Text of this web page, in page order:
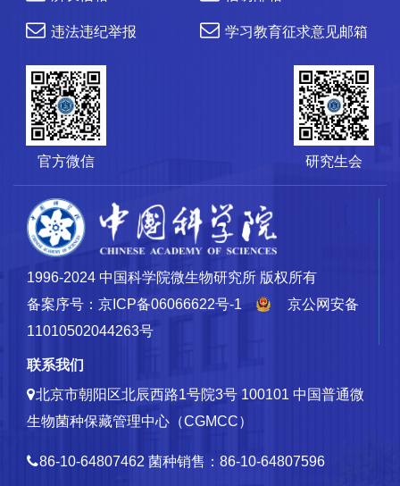
违法违纪举报 学习教育征求意见邮箱
官方微信 研究生会
1996-2024 中国科学院微生物研究所 版权所有
备案序号：京ICP备06066622号-1
京公网安备
11010502044263号
联系我们
北京市朝阳区北辰西路1号院3号 100101 中国普通微
生物菌种保藏管理中心（CGMCC）
86-10-64807462 菌种销售：86-10-64807596